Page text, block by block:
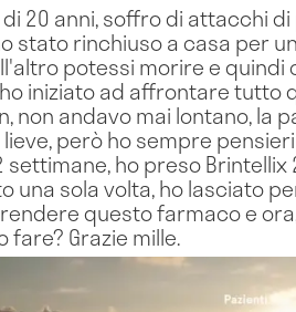
20 anni, soffro di attacchi
stato rinchiuso a casa per
potessi morire e
iniziato ad affrontare
non andavo mai lontano, la
però ho sempre
ho preso
una sola volta, ho lasciato
questo farmaco e
Grazie mille.